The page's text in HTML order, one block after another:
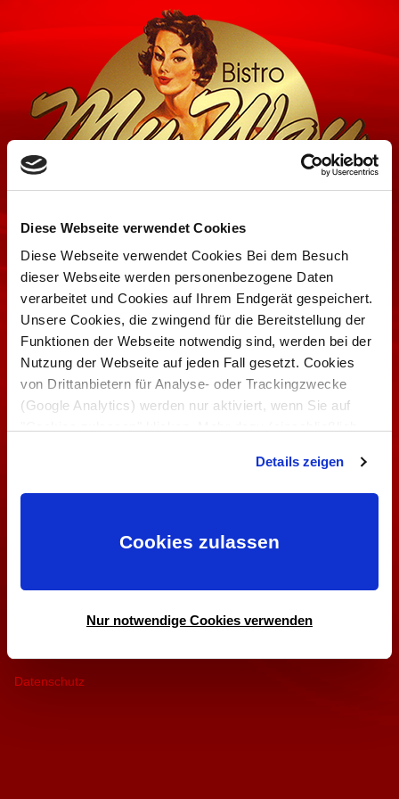
Diese Webseite verwendet Cookies
Diese Webseite verwendet Cookies Bei dem Besuch
dieser Webseite werden personenbezogene Daten
verarbeitet und Cookies auf Ihrem Endgerät gespeichert.
Unsere Cookies, die zwingend für die Bereitstellung der
Funktionen der Webseite notwendig sind, werden bei der
Nutzung der Webseite auf jeden Fall gesetzt. Cookies
von Drittanbietern für Analyse- oder Trackingzwecke
(Google Analytics) werden nur aktiviert, wenn Sie auf
Datenschutzerklärung —
Impressum.
Details zeigen
Cookies zulassen
Nur notwendige Cookies verwenden
Bitte lassen Sie Cookies zu, um die Google Maps Karte
anzuzeigen.
Google Maps hier direkt
Datenschutz